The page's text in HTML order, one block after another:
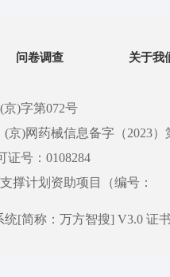
问卷调查 关于我
)字第072号
)网药械信息备字（2023）
证号：0108284
撑计划资助项目（编号：
[简称：万方智搜] V3.0 证